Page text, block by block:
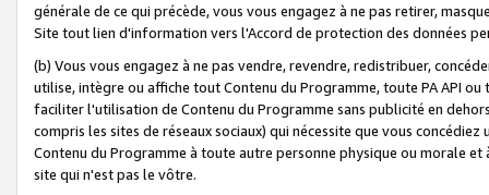
générale de ce qui précède, vous vous engagez à ne pas retirer,
Site tout lien d'information vers l'Accord de protection des données
(b) Vous vous engagez à ne pas vendre, revendre, redistribuer,
utilise, intègre ou affiche tout Contenu du Programme, toute PA API
faciliter l'utilisation de Contenu du Programme sans publicité en
compris les sites de réseaux sociaux) qui nécessite que vous
Contenu du Programme à toute autre personne physique ou morale
site qui n'est pas le vôtre.